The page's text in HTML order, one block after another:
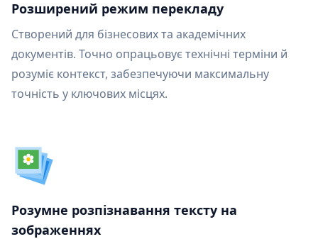
Розширений режим перекладу
Створений для бізнесових та академічних
документів. Точно опрацьовує технічні терміни й
розуміє контекст, забезпечуючи максимальну
точність у ключових місцях.
Розумне розпізнавання тексту на
зображеннях